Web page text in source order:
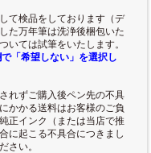
て検品をしております（デ
た万年筆は洗浄後梱包いた
いては試筆をいたします。
「希望しない」を選択し
れずご購入後ペン先の不具
かかる送料はお客様のご負
正インク（または当店で推
に起こる不具合につきまし
さい。